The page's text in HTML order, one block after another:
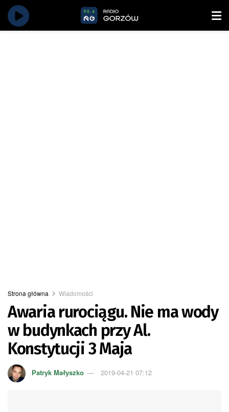
Strona główna Wiadomości
Awaria rurociągu. Nie ma wody
w budynkach przy Al.
Konstytucji 3 Maja
Patryk Małyszko 2019-04-21 07:12